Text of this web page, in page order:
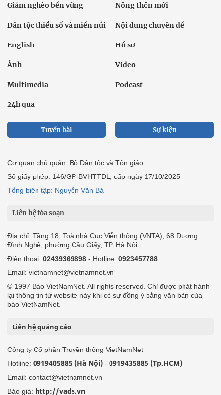
Giảm nghèo bền vững Nông thôn mới
Dân tộc thiểu số và miền núi Nội dung chuyên đề
English Hồ sơ
Ảnh Video
Multimedia Podcast
24h qua
Tuyến bài Sự kiện
Cơ quan chủ quản: Bộ Dân tộc và Tôn giáo
Số giấy phép: 146/GP-BVHTTDL, cấp ngày 17/10/2025
Tổng biên tập: Nguyễn Văn Bá
Liên hệ tòa soạn
Địa chỉ: Tầng 18, Toà nhà Cục Viễn thông (VNTA), 68 Dương
Đình Nghệ, phường Cầu Giấy, TP. Hà Nội.
Điện thoại: 02439369898 - Hotline: 0923457788
Email: vietnamnet@vietnamnet.vn
© 1997 Báo VietNamNet. All rights reserved. Chỉ được phát hành
lại thông tin từ website này khi có sự đồng ý bằng văn bản của
báo VietNamNet.
Liên hệ quảng cáo
Công ty Cổ phần Truyền thông VietNamNet
Hotline: 0919405885 (Hà Nội) - 0919435885 (Tp.HCM)
Email: contact@vietnamnet.vn
Báo giá: http://vads.vn